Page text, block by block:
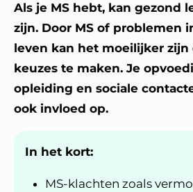
Als je MS hebt, kan gezond
zijn. Door MS of problemen
leven kan het moeilijker zijn
keuzes te maken. Je
opleiding en sociale
ook invloed op.
In het kort:
MS-klachten zoals